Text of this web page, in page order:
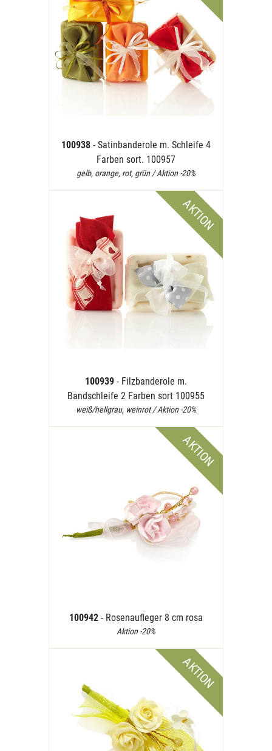
100938 - Satinbanderole m. Schleife 4
Farben sort. 100957
gelb, orange, rot, grün / Aktion -20%
AKTION
100939 - Filzbanderole m.
Bandschleife 2 Farben sort 100955
weiß/hellgrau, weinrot / Aktion -20%
AKTION
100942 - Rosenaufleger 8 cm rosa
Aktion -20%
AKTION